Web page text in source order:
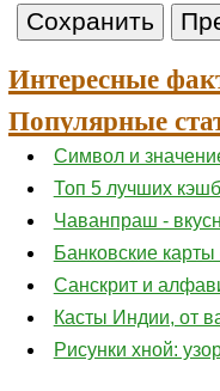
Интересные
Популярные
Символ и
Топ 5 лучших
Чаванпраш -
Банковские
Санскрит и
Касты Индии, от
Рисунки хной: